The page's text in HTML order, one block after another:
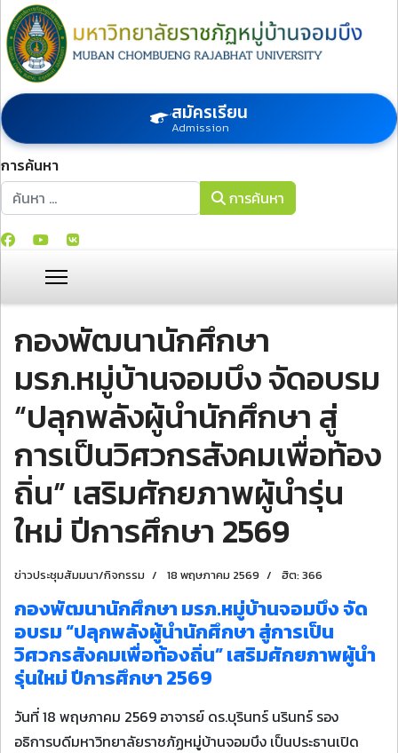
สมัครเรียน
Admission
การค้นหา
การค้นหา
การค้นหา
กองพัฒนานักศึกษา
มรภ.หมู่บ้านจอมบึง จัดอบรม
“ปลุกพลังผู้นำนักศึกษา สู่
การเป็นวิศวกรสังคมเพื่อท้อง
ถิ่น” เสริมศักยภาพผู้นำรุ่น
ใหม่ ปีการศึกษา 2569
ข่าวประชุมสัมมนา/กิจกรรม 18 พฤษภาคม 2569 ฮิต: 366
กองพัฒนานักศึกษา มรภ.หมู่บ้านจอมบึง จัด
อบรม “ปลุกพลังผู้นำนักศึกษา สู่การเป็น
วิศวกรสังคมเพื่อท้องถิ่น” เสริมศักยภาพผู้นำ
รุ่นใหม่ ปีการศึกษา 2569
วันที่ 18 พฤษภาคม 2569 อาจารย์ ดร.บุรินทร์ นรินทร์ รอง
อธิการบดีมหาวิทยาลัยราชภัฏหมู่บ้านจอมบึง เป็นประธานเปิด